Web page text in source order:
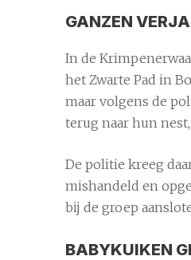
GANZEN
In de
het Zwarte Pad in
maar volgens de
terug naar hun
De politie kreeg
mishandeld en
bij de groep
BABYKUIKEN